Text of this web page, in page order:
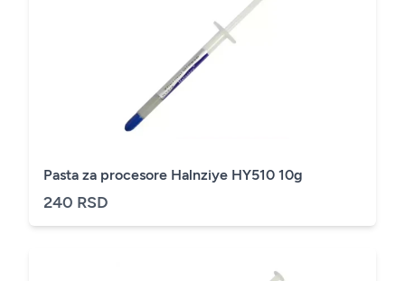
Pasta za procesore Halnziye HY510 10g
240 RSD